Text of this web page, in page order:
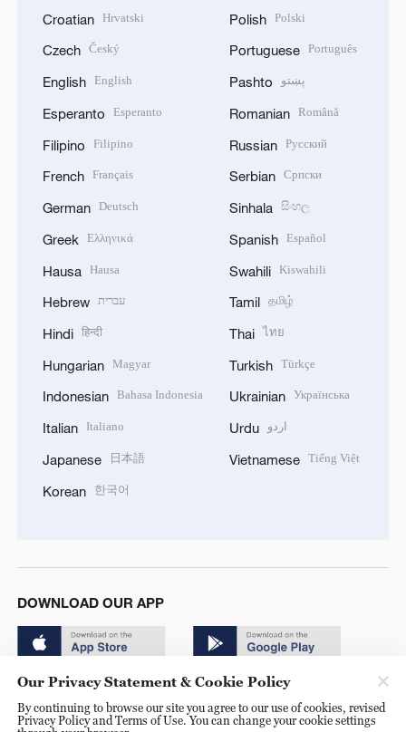
Croatian Hrvatski
Czech Český
English English
Esperanto Esperanto
Filipino Filipino
French Français
German Deutsch
Greek Ελληνικά
Hausa Hausa
Hebrew עברית
Hindi हिन्दी
Hungarian Magyar
Indonesian Bahasa Indonesia
Italian Italiano
Japanese 日本語
Korean 한국어
Polish Polski
Portuguese Português
Pashto پښتو
Romanian Română
Russian Русский
Serbian Српски
Sinhala සිංහල
Spanish Español
Swahili Kiswahili
Tamil தமிழ்
Thai ไทย
Turkish Türkçe
Ukrainian Українська
Urdu اردو
Vietnamese Tiếng Việt
DOWNLOAD OUR APP
Our Privacy Statement & Cookie Policy
By continuing to browse our site you agree to our use of cookies, revised
Privacy Policy and Terms of Use. You can change your cookie settings